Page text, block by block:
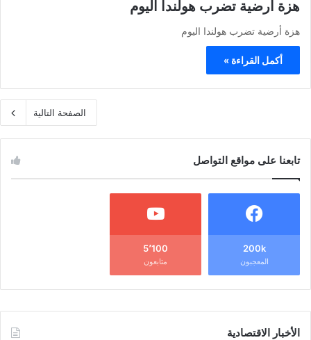
هزة أرضية تضرب هولندا اليوم
هزة أرضية تضرب هولندا اليوم
أكمل القراءة »
الصفحة التالية
تابعنا على مواقع التواصل
200k
المعجبون
5٬100
متابعون
الأخبار الاقتصادية